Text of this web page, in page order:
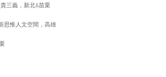
三義，新北&苗栗
思惟人文空間，高雄